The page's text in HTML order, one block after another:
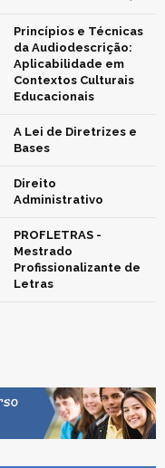
Princípios e Técnicas
da Audiodescrição:
Aplicabilidade em
Contextos Culturais
Educacionais
A Lei de Diretrizes e
Bases
Direito
Administrativo
PROFLETRAS -
Mestrado
Profissionalizante de
Letras